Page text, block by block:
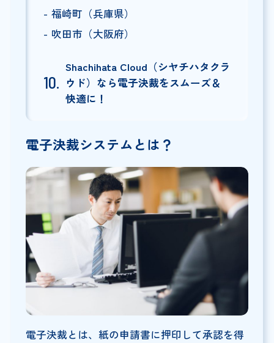
福崎町（兵庫県）
吹田市（大阪府）
Shachihata Cloud（シヤチハタクラ
ウド）なら電子決裁をスムーズ＆
快適に！
電子決裁システムとは？
電子決裁とは、紙の申請書に押印して承認を得